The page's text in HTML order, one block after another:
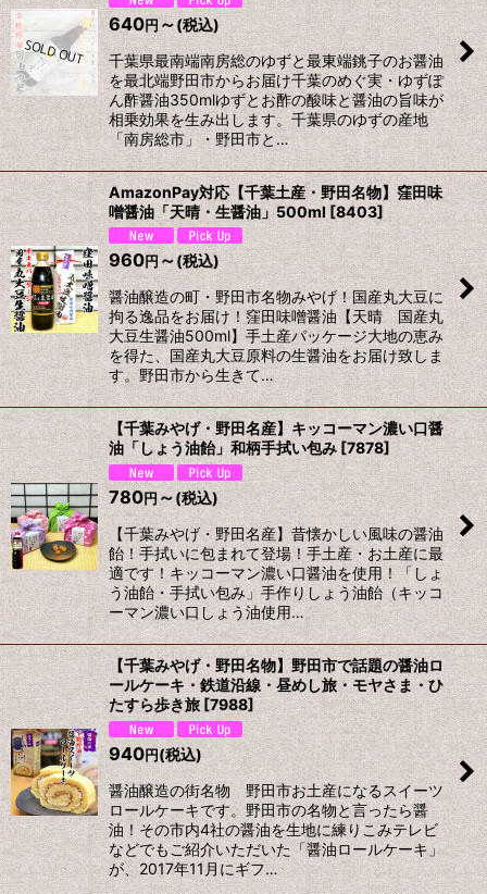
640円～(税込)
千葉県最南端南房総のゆずと最東端銚子のお醤油
を最北端野田市からお届け千葉のめぐ実・ゆずぽ
ん酢醤油350mlゆずとお酢の酸味と醤油の旨味が
相乗効果を生み出します。千葉県のゆずの産地
「南房総市」・野田市と…
AmazonPay対応【千葉土産・野田名物】窪田味
噌醤油「天晴・生醤油」500ml [8403]
960円～(税込)
醤油醸造の町・野田市名物みやげ！国産丸大豆に
拘る逸品をお届け！窪田味噌醤油【天晴 国産丸
大豆生醤油500ml】手土産パッケージ大地の恵み
を得た、国産丸大豆原料の生醤油をお届け致しま
す。野田市から生きて…
【千葉みやげ・野田名産】キッコーマン濃い口醤
油「しょう油飴」和柄手拭い包み [7878]
780円 ～(税込)
【千葉みやげ・野田名産】昔懐かしい風味の醤油
飴！手拭いに包まれて登場！手土産・お土産に最
適です！キッコーマン濃い口醤油を使用！「しょ
う油飴・手拭い包み」手作りしょう油飴（キッコ
ーマン濃い口しょう油使用…
【千葉みやげ・野田名物】野田市で話題の醤油ロ
ールケーキ・鉄道沿線・昼めし旅・モヤさま・ひ
たすら歩き旅 [7988]
940円(税込)
醤油醸造の街名物 野田市お土産になるスイーツ
ロールケーキです。野田市の名物と言ったら醤
油！その市内4社の醤油を生地に練りこみテレビ
などでもご紹介いただいた「醤油ロールケーキ」
が、2017年11月にギフ…